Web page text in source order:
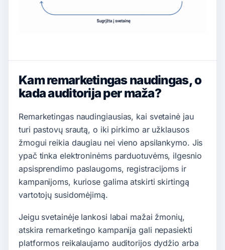
Kam remarketingas naudingas, o
kada auditorija per maža?
Remarketingas naudingiausias, kai svetainė jau
turi pastovų srautą, o iki pirkimo ar užklausos
žmogui reikia daugiau nei vieno apsilankymo. Jis
ypač tinka elektroninėms parduotuvėms, ilgesnio
apsisprendimo paslaugoms, registracijoms ir
kampanijoms, kuriose galima atskirti skirtingą
vartotojų susidomėjimą.
Jeigu svetainėje lankosi labai mažai žmonių,
atskira remarketingo kampanija gali nepasiekti
platformos reikalaujamo auditorijos dydžio arba